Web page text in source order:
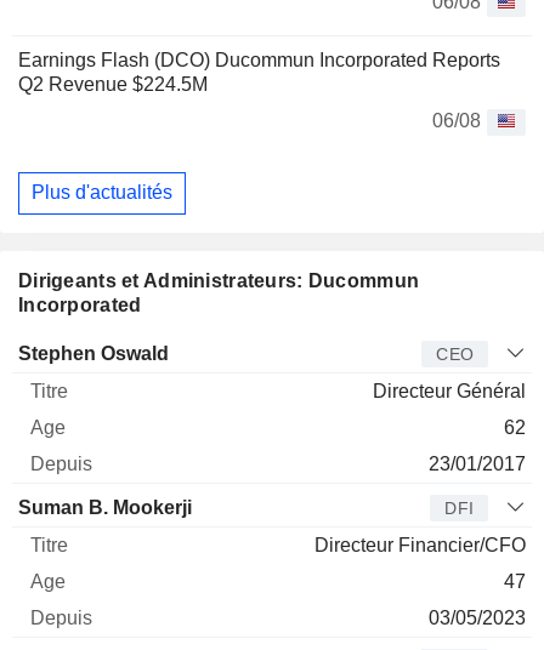
Earnings Flash (DCO) Ducommun Incorporated Reports
Q2 Revenue $224.5M
06/08
Plus d'actualités
Dirigeants et Administrateurs: Ducommun
Incorporated
Dirigeant Titre Age
Stephen Oswald CEO
Directeur Général
62
23/01/2017
Suman B. Mookerji DFI
Directeur Financier/CFO
47
03/05/2023